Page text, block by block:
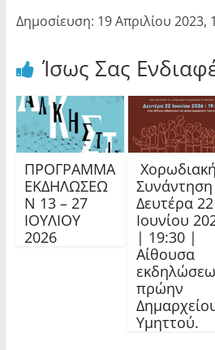
Δημοσίευση: 19 Απριλίου 2023,
Ίσως Σας
ΠΡΟΓΡΑΜΜΑ
ΕΚΔΗΛΩΣΕΩ
Ν 13 – 27
ΙΟΥΛΙΟΥ
2026
Χορωδιακή
Δευτέρα 22
Ιουνίου
| 19:30 |
Αίθουσα
πρώην
Υμηττού.